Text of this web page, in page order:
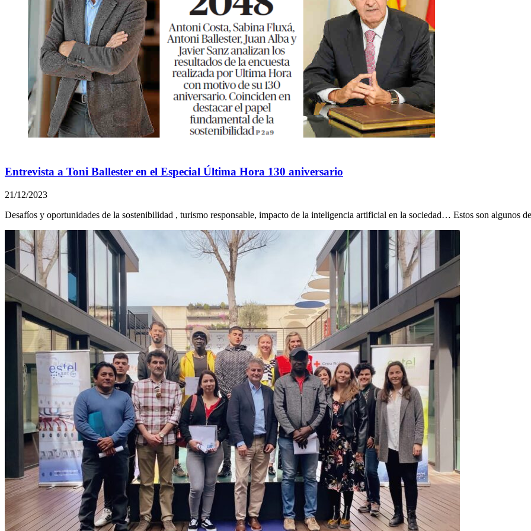
Entrevista a Toni Ballester en el Especial Última Hora 130 aniversario
21/12/2023
Desafíos y oportunidades de la sostenibilidad , turismo responsable, impacto de la inteligencia artificial en la sociedad… Estos son algunos